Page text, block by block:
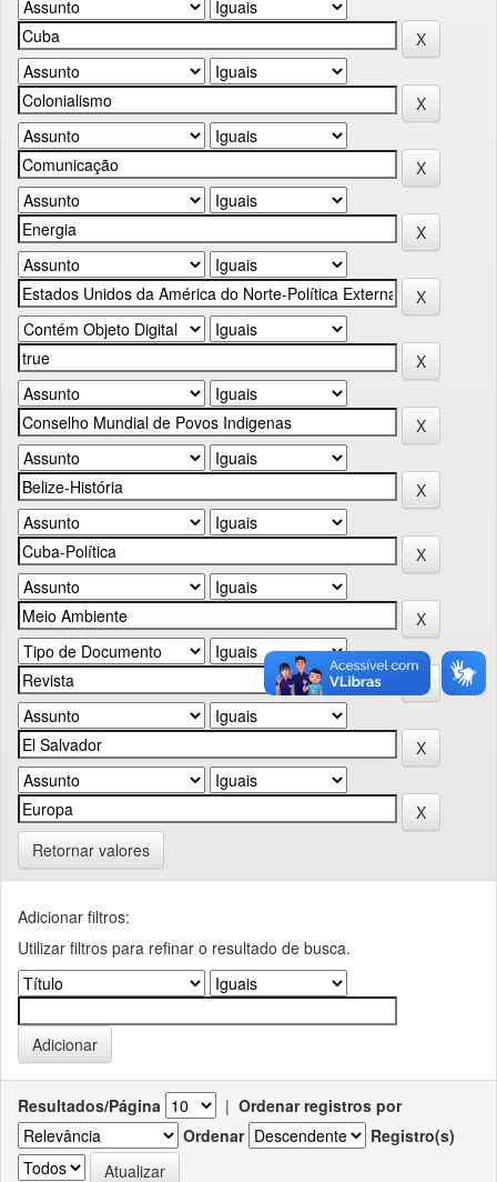
Retornar valores
Adicionar filtros:
Utilizar filtros para refinar o resultado de busca.
Resultados/Página | Ordenar registros por
Ordenar
Registro(s)